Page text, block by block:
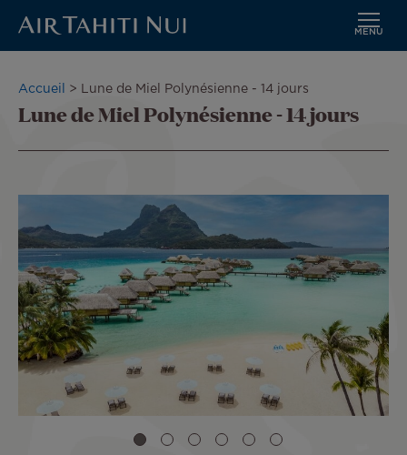
principal
MENU
Fil
d'Ariane
Accueil Lune de Miel Polynésienne - 14 jours
Lune de Miel Polynésienne - 14 jours